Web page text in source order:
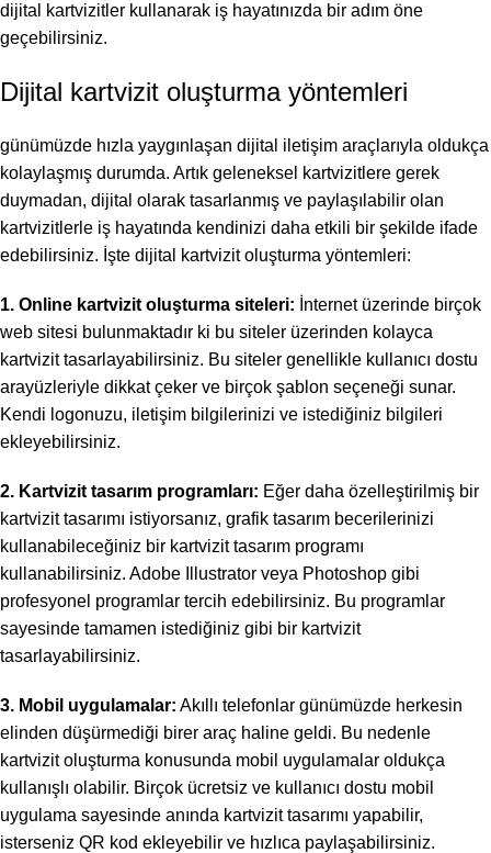
dijital kartvizitler kullanarak iş hayatınızda bir adım öne
geçebilirsiniz.
Dijital kartvizit oluşturma yöntemleri
günümüzde hızla yaygınlaşan dijital iletişim araçlarıyla oldukça
kolaylaşmış durumda. Artık geleneksel kartvizitlere gerek
duymadan, dijital olarak tasarlanmış ve paylaşılabilir olan
kartvizitlerle iş hayatında kendinizi daha etkili bir şekilde ifade
edebilirsiniz. İşte dijital kartvizit oluşturma yöntemleri:
1. Online kartvizit oluşturma siteleri: İnternet üzerinde birçok
web sitesi bulunmaktadır ki bu siteler üzerinden kolayca
kartvizit tasarlayabilirsiniz. Bu siteler genellikle kullanıcı dostu
arayüzleriyle dikkat çeker ve birçok şablon seçeneği sunar.
Kendi logonuzu, iletişim bilgilerinizi ve istediğiniz bilgileri
ekleyebilirsiniz.
2. Kartvizit tasarım programları: Eğer daha özelleştirilmiş bir
kartvizit tasarımı istiyorsanız, grafik tasarım becerilerinizi
kullanabileceğiniz bir kartvizit tasarım programı
kullanabilirsiniz. Adobe Illustrator veya Photoshop gibi
profesyonel programlar tercih edebilirsiniz. Bu programlar
sayesinde tamamen istediğiniz gibi bir kartvizit
tasarlayabilirsiniz.
3. Mobil uygulamalar: Akıllı telefonlar günümüzde herkesin
elinden düşürmediği birer araç haline geldi. Bu nedenle
kartvizit oluşturma konusunda mobil uygulamalar oldukça
kullanışlı olabilir. Birçok ücretsiz ve kullanıcı dostu mobil
uygulama sayesinde anında kartvizit tasarımı yapabilir,
isterseniz QR kod ekleyebilir ve hızlıca paylaşabilirsiniz.